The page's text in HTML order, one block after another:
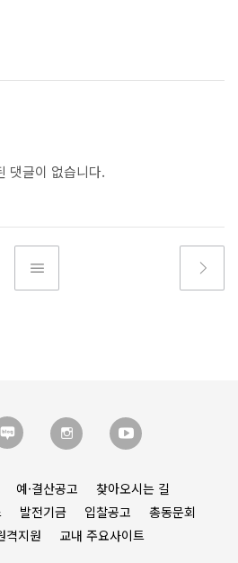
댓글이 없습니다.
예·결산공고
찾아오시는 길
발전기금 입찰공고
총동문회
격지원 교내 주요사이트